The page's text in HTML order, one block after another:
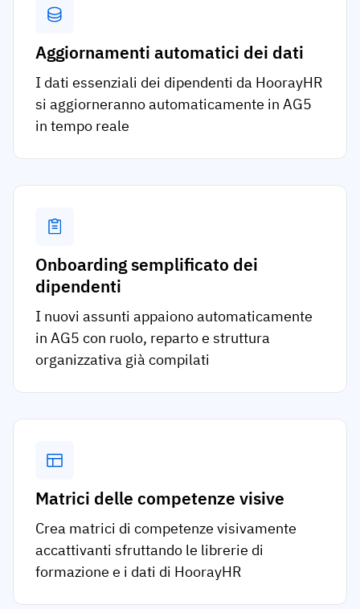
Aggiornamenti automatici dei dati
I dati essenziali dei dipendenti da HoorayHR
si aggiorneranno automaticamente in AG5
in tempo reale
Onboarding semplificato dei
dipendenti
I nuovi assunti appaiono automaticamente
in AG5 con ruolo, reparto e struttura
organizzativa già compilati
Matrici delle competenze visive
Crea matrici di competenze visivamente
accattivanti sfruttando le librerie di
formazione e i dati di HoorayHR